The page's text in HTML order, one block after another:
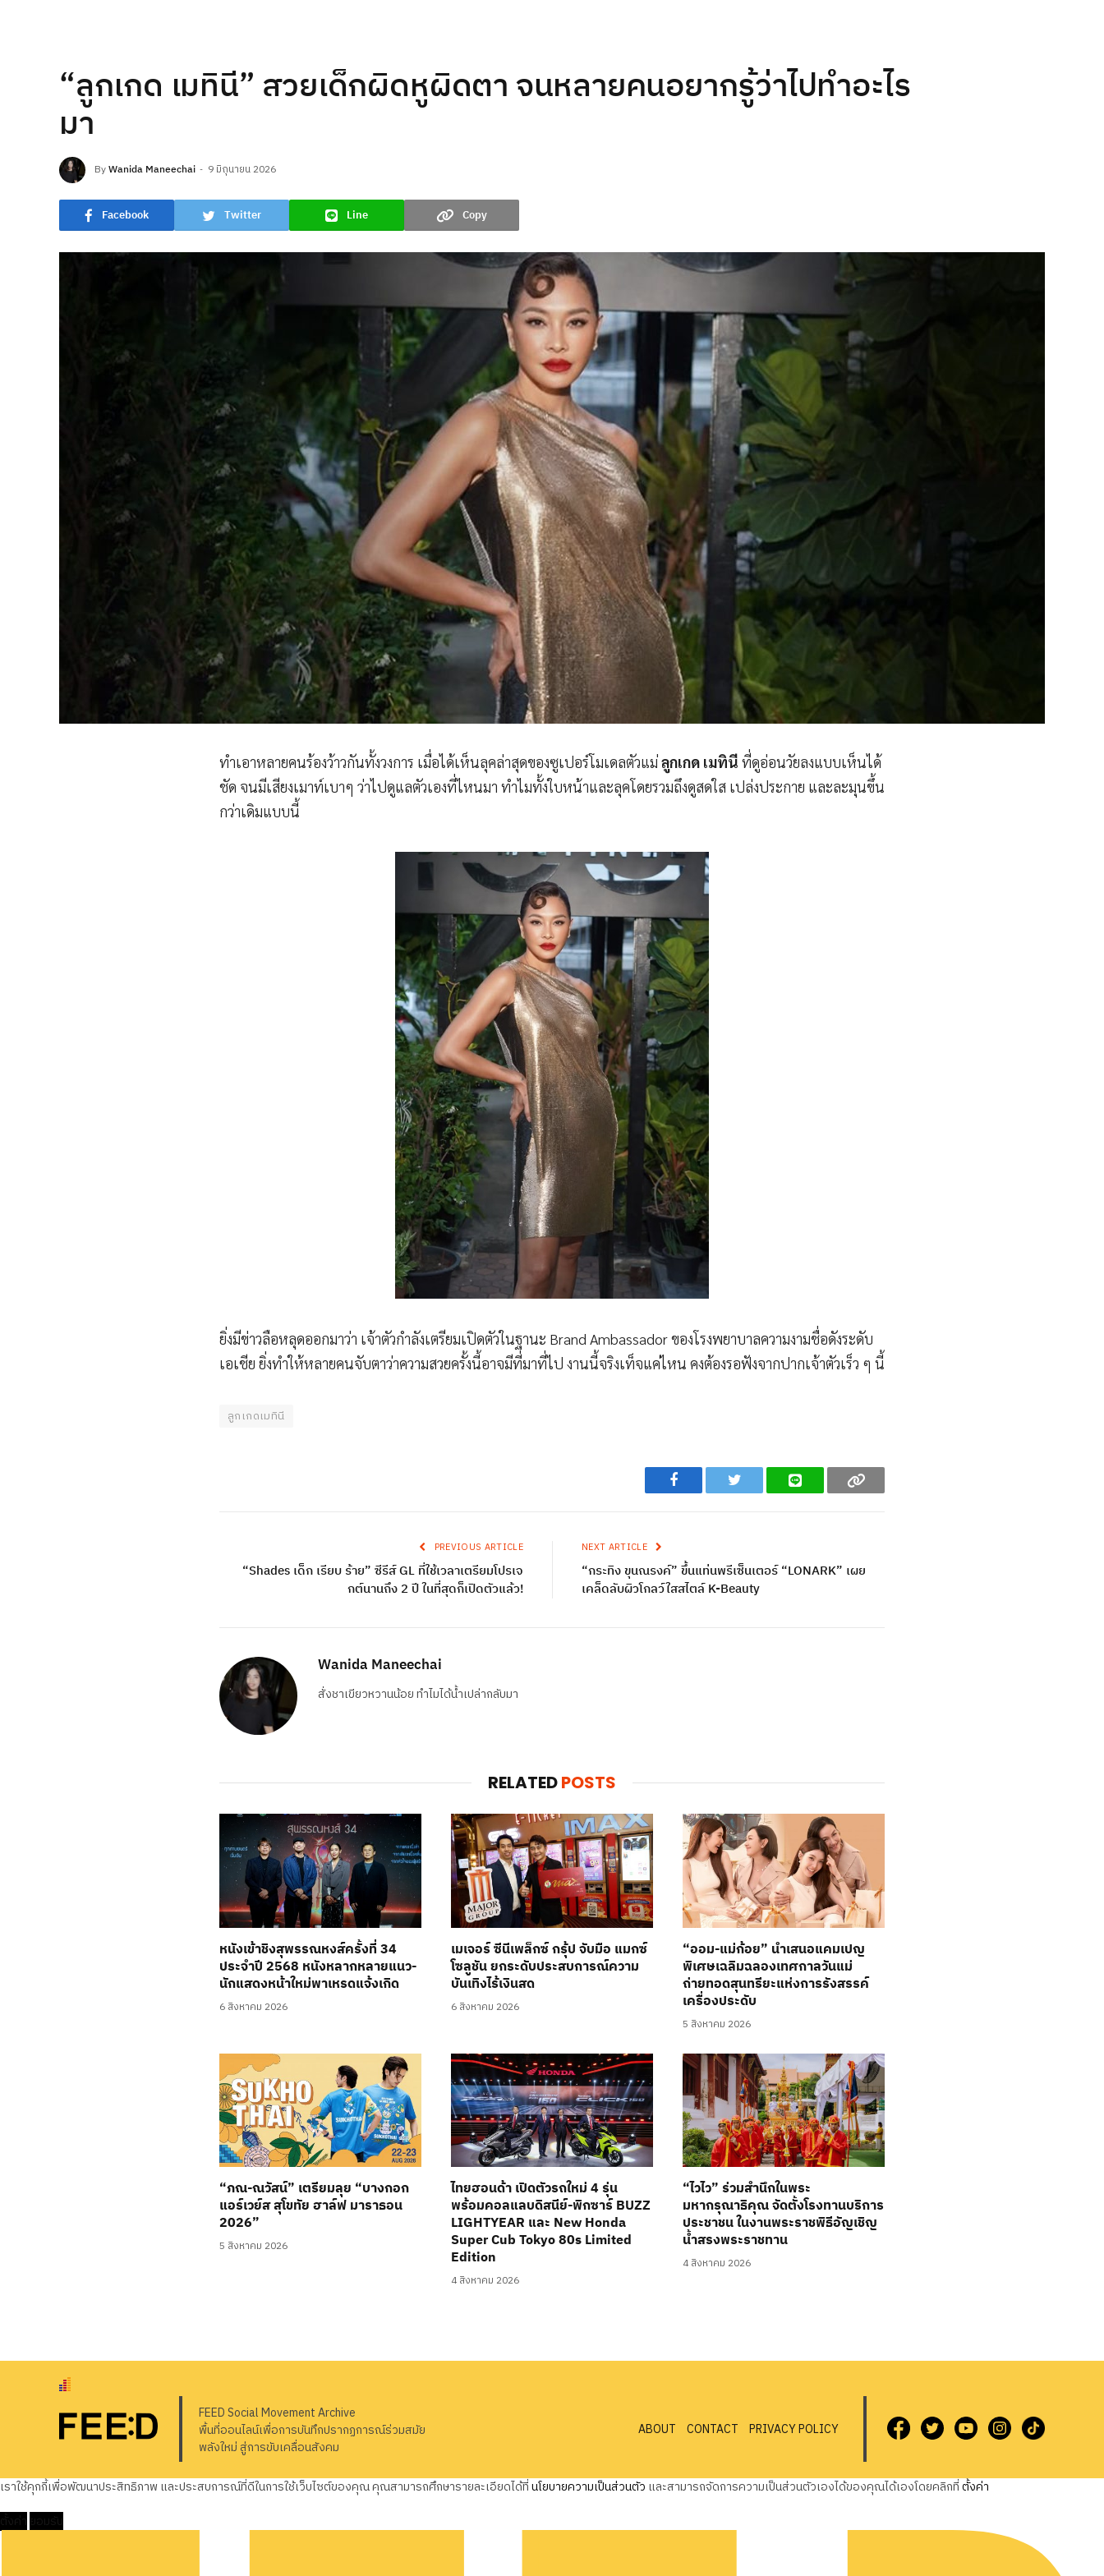
“ลูกเกด เมทินี” สวยเด็กผิดหูผิดตา จนหลายคนอยากรู้ว่าไปทำอะไร
มา
ByWanida Maneechai 9 มิถุนายน 2026
Facebook Twitter Line Copy
ทำเอาหลายคนร้องว้าวกันทั้งวงการ เมื่อได้เห็นลุคล่าสุดของซูเปอร์โมเดลตัวแม่ลูกเกด เมทินี ที่ดูอ่อนวัยลงแบบเห็นได้
ชัด จนมีเสียงเมาท์เบาๆ ว่าไปดูแลตัวเองที่ไหนมา ทำไมทั้งใบหน้าและลุคโดยรวมถึงดูสดใส เปล่งประกาย และละมุนขึ้น
กว่าเดิมแบบนี้
ยิ่งมีข่าวลือหลุดออกมาว่า เจ้าตัวกำลังเตรียมเปิดตัวในฐานะ Brand Ambassador ของโรงพยาบาลความงามชื่อดังระดับ
เอเชีย ยิ่งทำให้หลายคนจับตาว่าความสวยครั้งนี้อาจมีที่มาที่ไป งานนี้จริงเท็จแค่ไหน คงต้องรอฟังจากปากเจ้าตัวเร็ว ๆ นี้
ลูกเกดเมทินี
Facebook Twitter Line Copy
PREVIOUS ARTICLE
“Shades เด็ก เรียบ ร้าย” ซีรีส์ GL ที่ใช้เวลาเตรียมโปรเจ
กต์นานถึง 2 ปี ในที่สุดก็เปิดตัวแล้ว!
NEXT ARTICLE
“กระทิง ขุนณรงค์” ขึ้นแท่นพรีเซ็นเตอร์ “LONARK” เผย
เคล็ดลับผิวโกลว์ใสสไตล์ K-Beauty
Wanida Maneechai
สั่งชาเขียวหวานน้อย ทำไมได้น้ำเปล่ากลับมา
RELATEDPOSTS
หนังเข้าชิงสุพรรณหงส์ครั้งที่ 34
ประจำปี 2568 หนังหลากหลายแนว-
นักแสดงหน้าใหม่พาเหรดแจ้งเกิด
6 สิงหาคม 2026
เมเจอร์ ซีนีเพล็กซ์ กรุ้ป จับมือ แมกซ์
โซลูชัน ยกระดับประสบการณ์ความ
บันเทิงไร้เงินสด
6 สิงหาคม 2026
“ออม-แม่ก้อย” นำเสนอแคมเปญ
พิเศษเฉลิมฉลองเทศกาลวันแม่
ถ่ายทอดสุนทรียะแห่งการรังสรรค์
เครื่องประดับ
5 สิงหาคม 2026
“ภณ-ณวัสน์” เตรียมลุย “บางกอก
แอร์เวย์ส สุโขทัย ฮาล์ฟ มาราธอน
2026”
5 สิงหาคม 2026
ไทยฮอนด้า เปิดตัวรถใหม่ 4 รุ่น
พร้อมคอลแลบดิสนีย์-พิกซาร์ BUZZ
LIGHTYEAR และ New Honda
Super Cub Tokyo 80s Limited
Edition
4 สิงหาคม 2026
“ไวไว” ร่วมสำนึกในพระ
มหากรุณาธิคุณ จัดตั้งโรงทานบริการ
ประชาชน ในงานพระราชพิธีอัญเชิญ
น้ำสรงพระราชทาน
4 สิงหาคม 2026
FEED Social Movement Archive
พื้นที่ออนไลน์เพื่อการบันทึกปรากฏการณ์ร่วมสมัย
พลังใหม่ สู่การขับเคลื่อนสังคม
ABOUT CONTACT PRIVACY POLICY
เราใช้คุกกี้เพื่อพัฒนาประสิทธิภาพ และประสบการณ์ที่ดีในการใช้เว็บไซต์ของคุณ คุณสามารถศึกษารายละเอียดได้ที่นโยบายความเป็นส่วนตัว และสามารถจัดการความเป็นส่วนตัวเองได้ของคุณได้เองโดยคลิกที่ตั้งค่า